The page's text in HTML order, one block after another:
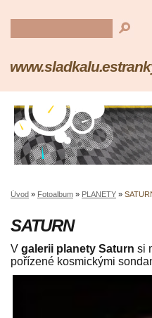
Úvod » Fotoalbum » PLANETY »
SATURN
V galerii planety Saturn si
pořízené kosmickými